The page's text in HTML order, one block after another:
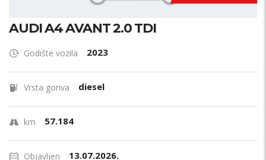
AUDI A4 AVANT 2.0 TDI
Godište vozila 2023
Vrsta goriva diesel
km 57.184
Objavljen 13.07.2026.